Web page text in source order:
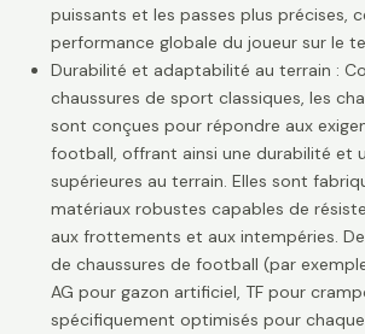
puissants et les passes plus précises,
performance globale du joueur sur le
Durabilité et adaptabilité au terrain :
chaussures de sport classiques, les
sont conçues pour répondre aux
football, offrant ainsi une durabilité et
supérieures au terrain. Elles sont
matériaux robustes capables de
aux frottements et aux intempéries.
de chaussures de football (par
AG pour gazon artificiel, TF pour
spécifiquement optimisés pour